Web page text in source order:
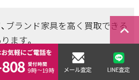
ブランド家具を高く買取できる
ます。
識が豊富なこと」が第一です。
は難しいかもしれませんが、買
keyboard_arrow_right